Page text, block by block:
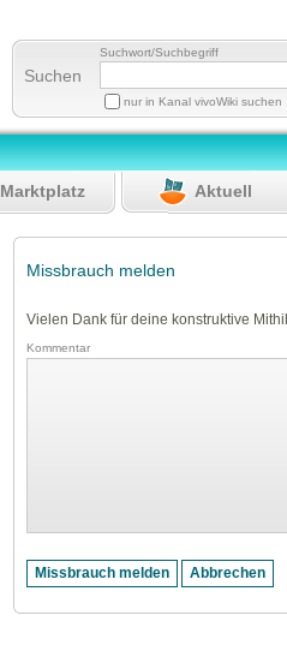
Suchen
Suchwort/Suchbegriff
nur in Kanal vivoWiki suchen
Marktplatz Aktuell
Missbrauch melden
Vielen Dank für deine konstruktive
Kommentar